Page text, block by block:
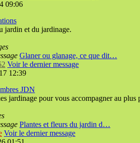
09:06
jardin et du jardinage.
Glaner ou glanage, ce que dit…
Voir le dernier message
12:39
JDN
jardinage pour vous accompagner au plus
Plantes et fleurs du jardin d…
Voir le dernier message